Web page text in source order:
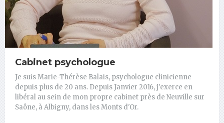
Cabinet psychologue
Je suis Marie-Thérèse Balais, psychologue clinicienne
depuis plus de 20 ans. Depuis Janvier 2016, j'exerce en
libéral au sein de mon propre cabinet près de Neuville sur
Saône, à Albigny, dans les Monts d'Or.